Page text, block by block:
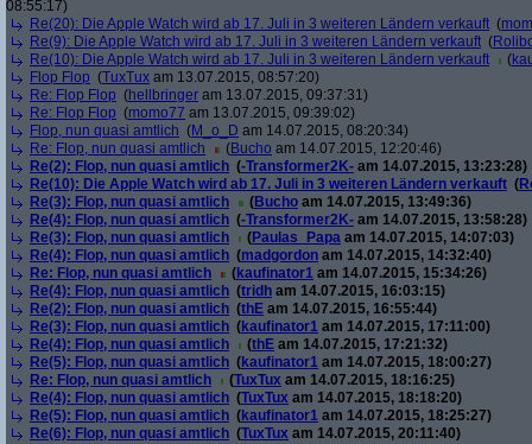
08:55:17)
Re(20): Die Apple Watch wird ab 17. Juli in 3 weiteren Ländern verkauft (
Re(9): Die Apple Watch wird ab 17. Juli in 3 weiteren Ländern verkauft (
Re(10): Die Apple Watch wird ab 17. Juli in 3 weiteren Ländern verkauft
(
Flop Flop (TuxTux am 13.07.2015, 08:57:20)
Re: Flop Flop (hellbringer am 13.07.2015, 09:37:31)
Re: Flop Flop (momo77 am 13.07.2015, 09:39:02)
Flop, nun quasi amtlich (M_o_D am 14.07.2015, 08:20:34)
Re: Flop, nun quasi amtlich
(Bucho am 14.07.2015, 12:20:46)
Re(2): Flop, nun quasi amtlich (-Transformer2K- am 14.07.2015, 13:23:28)
Re(10): Die Apple Watch wird ab 17. Juli in 3 weiteren Ländern verkauft (
Re(3): Flop, nun quasi amtlich
(Bucho am 14.07.2015, 13:49:36)
Re(4): Flop, nun quasi amtlich (-Transformer2K- am 14.07.2015, 13:58:28)
Re(3): Flop, nun quasi amtlich
(Paulas_Papa am 14.07.2015, 14:07:03)
Re(4): Flop, nun quasi amtlich (madgordon am 14.07.2015, 14:32:40)
Re: Flop, nun quasi amtlich
(kaufinator1 am 14.07.2015, 15:34:26)
Re(4): Flop, nun quasi amtlich (tridh am 14.07.2015, 16:03:15)
Re(2): Flop, nun quasi amtlich (thE am 14.07.2015, 16:55:44)
Re(3): Flop, nun quasi amtlich (kaufinator1 am 14.07.2015, 17:11:00)
Re(4): Flop, nun quasi amtlich
(thE am 14.07.2015, 17:21:32)
Re(5): Flop, nun quasi amtlich (kaufinator1 am 14.07.2015, 18:00:27)
Re: Flop, nun quasi amtlich
(TuxTux am 14.07.2015, 18:16:25)
Re(4): Flop, nun quasi amtlich (TuxTux am 14.07.2015, 18:18:20)
Re(5): Flop, nun quasi amtlich (kaufinator1 am 14.07.2015, 18:25:27)
Re(6): Flop, nun quasi amtlich (TuxTux am 14.07.2015, 20:11:40)